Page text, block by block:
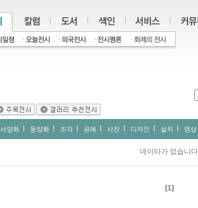
서양화 동양화 조각 공예 사진 디자인 설치 영상
데이타가 없습니
[1]